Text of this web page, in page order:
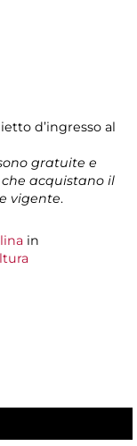
d’ingresso al
gratuite e
acquistano il
vigente.
in